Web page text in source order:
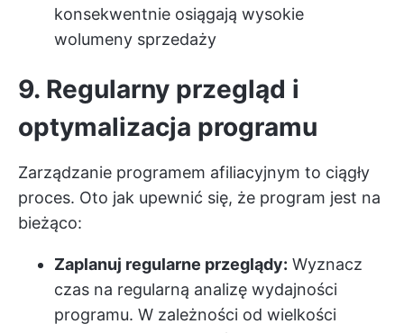
konsekwentnie osiągają wysokie
wolumeny sprzedaży
9. Regularny przegląd i
optymalizacja programu
Zarządzanie programem afiliacyjnym to ciągły
proces. Oto jak upewnić się, że program jest na
bieżąco:
Zaplanuj regularne przeglądy: Wyznacz
czas na regularną analizę wydajności
programu. W zależności od wielkości